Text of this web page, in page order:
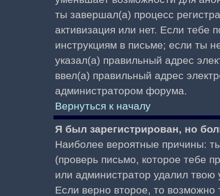
ты завершал(а) процесс
активизация или нет. Если тебе
инструкциям в письме; если ты
указал(а) правильный адрес
ввел(а) правильный адрес
администратором форума.
Вернуться к началу
Я был зарегистрирован, но
Наиболее вероятные причины:
(проверь письмо, которое тебе
или администратор удалил твою
Если верно второе, то